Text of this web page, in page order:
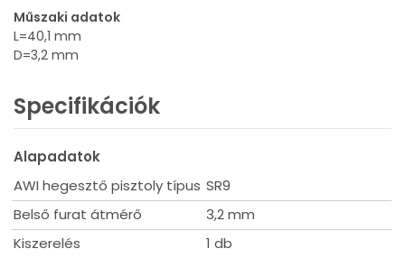
Műszaki adatok
L=40,1 mm
D=3,2 mm
Specifikációk
Alapadatok
AWI hegesztő pisztoly típus SR9
Belső furat átmérő
3,2 mm
Kiszerelés
1 db